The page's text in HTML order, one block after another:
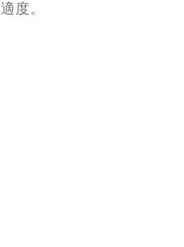
度。